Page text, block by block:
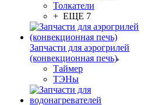
Толкатели
+ ЕЩЕ 7
Запчасти для аэрогрилей
(конвекционная печь)
Таймер
ТЭНы